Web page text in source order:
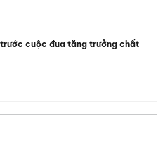
trước cuộc đua tăng trưởng chất